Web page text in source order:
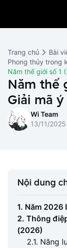
WiOn AI
WiOn Social
WiOn E-
WiOn F&B
Chatbot
Marketing
CRM
Thiết kế
Thiết bị
Bảng giá
Cùng WiOn
Báo chí
Thông báo
Wi Team
Trang chủ Bài
Phong thủy trong
Năm thế giới số 1
Năm thế
Giải mã
Wi Team
13/11/2025
Nội dung
1. Năm 2026
2. Thông
(2026)
2.1. Năng